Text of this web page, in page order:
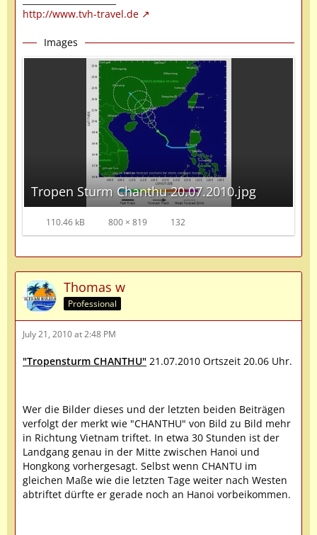
http://www.tvh-travel.de
Images
Tropen Sturm Chanthu 20.07.2010.jpg
110.46 kB 800 × 819 132
Thomas w
Professional
July 21, 2010 at 2:48 PM
"Tropensturm CHANTHU" 21.07.2010 Ortszeit 20.06 Uhr.
Wer die Bilder dieses und der letzten beiden Beiträgen
verfolgt der merkt wie "CHANTHU" von Bild zu Bild mehr
in Richtung Vietnam triftet. In etwa 30 Stunden ist der
Landgang genau in der Mitte zwischen Hanoi und
Hongkong vorhergesagt. Selbst wenn CHANTU im
gleichen Maße wie die letzten Tage weiter nach Westen
abtriftet dürfte er gerade noch an Hanoi vorbeikommen.